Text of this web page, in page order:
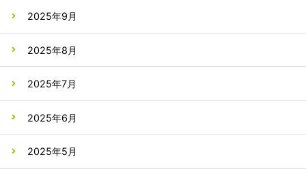
2025年9月
2025年8月
2025年7月
2025年6月
2025年5月